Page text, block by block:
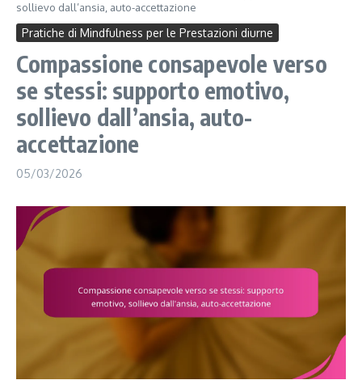
sollievo dall’ansia, auto-accettazione
Pratiche di Mindfulness per le Prestazioni diurne
Compassione consapevole verso
se stessi: supporto emotivo,
sollievo dall’ansia, auto-
accettazione
05/03/2026